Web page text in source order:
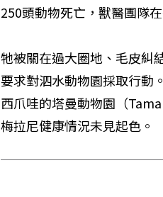
250頭動物死亡，獸醫團隊
牠被關在過大圈地、毛皮糾
要求對泗水動物園採取行動
西爪哇的塔曼動物園（
梅拉尼健康情況未見起色。